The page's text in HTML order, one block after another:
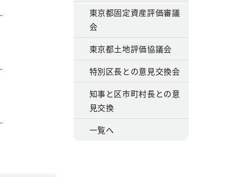
東京都固定資産評価審議
会
東京都土地評価協議会
特別区長との意見交換会
知事と区市町村長との意
見交換
一覧へ